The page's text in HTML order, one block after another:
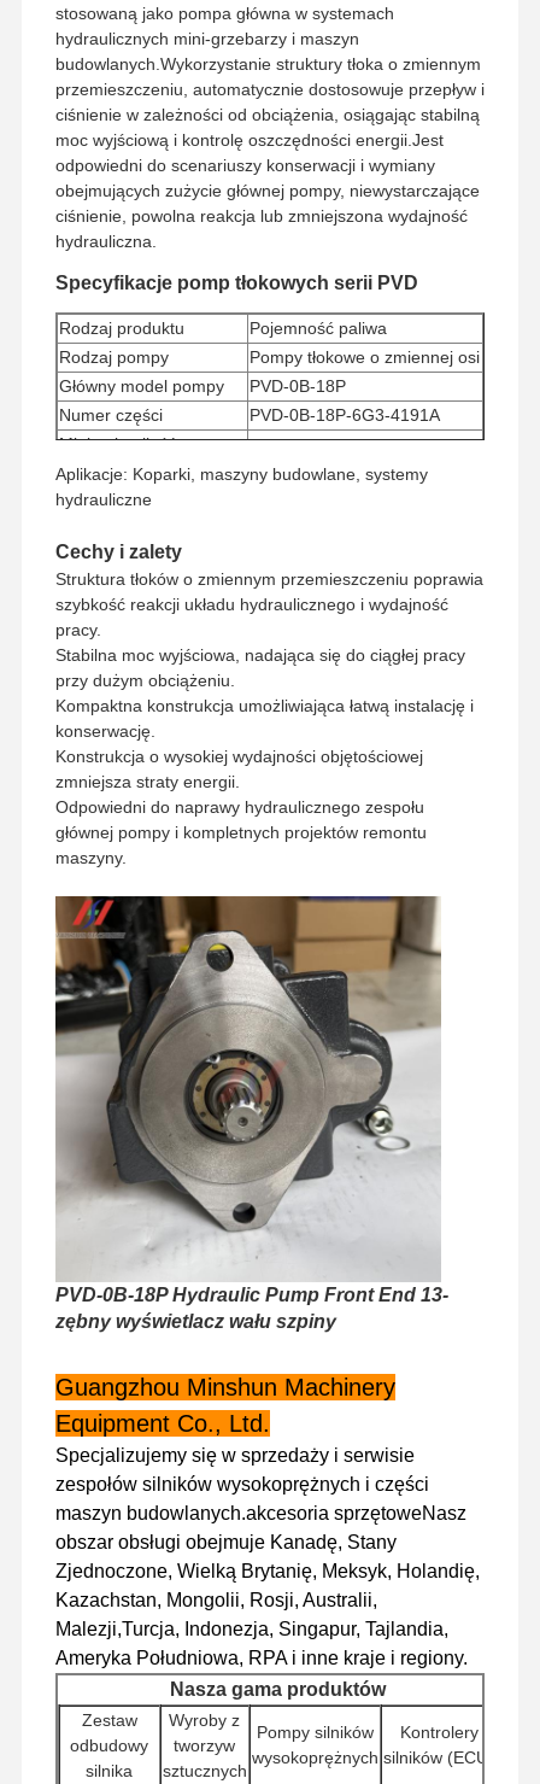
Strona
Główna
Produkty Pokaz VR
Wycieczka
Kontrola
Skontaktuj
Sprawy
Silnik Perkinsa
Silnik Yanmar
Silnik Kubota
Silnik Isuzu
Silnik CUMMINS
stosowaną jako pompa główna w systemach
hydraulicznych mini-grzebarzy i maszyn
budowlanych.Wykorzystanie struktury tłoka o zmiennym
przemieszczeniu, automatycznie dostosowuje przepływ i
ciśnienie w zależności od obciążenia, osiągając stabilną
moc wyjściową i kontrolę oszczędności energii.Jest
odpowiedni do scenariuszy konserwacji i wymiany
obejmujących zużycie głównej pompy, niewystarczające
ciśnienie, powolna reakcja lub zmniejszona wydajność
hydrauliczna.
Specyfikacje pomp tłokowych serii PVD
Rodzaj produktu
Pojemność paliwa
Rodzaj pompy
Pompy tłokowe o zmiennej osi
Główny model pompy
PVD-0B-18P
Numer części
PVD-0B-18P-6G3-4191A
Minimalna ilość
zamówienia
Sposób płatności
Aplikacje: Koparki, maszyny budowlane, systemy
hydrauliczne
Cechy i zalety
Struktura tłoków o zmiennym przemieszczeniu poprawia
szybkość reakcji układu hydraulicznego i wydajność
pracy.
Stabilna moc wyjściowa, nadająca się do ciągłej pracy
przy dużym obciążeniu.
Kompaktna konstrukcja umożliwiająca łatwą instalację i
konserwację.
Konstrukcja o wysokiej wydajności objętościowej
zmniejsza straty energii.
Odpowiedni do naprawy hydraulicznego zespołu
głównej pompy i kompletnych projektów remontu
maszyny.
PVD-0B-18P Hydraulic Pump Front End 13-
zębny wyświetlacz wału szpiny
Guangzhou Minshun Machinery
Equipment Co., Ltd.
Specjalizujemy się w sprzedaży i serwisie
zespołów silników wysokoprężnych i części
maszyn budowlanych.akcesoria sprzętoweNasz
obszar obsługi obejmuje Kanadę, Stany
Zjednoczone, Wielką Brytanię, Meksyk, Holandię,
Kazachstan, Mongolii, Rosji, Australii,
Malezji,Turcja, Indonezja, Singapur, Tajlandia,
Ameryka Południowa, RPA i inne kraje i regiony.
Nasza gama produktów
Zestaw
odbudowy
silnika
Wyroby z
tworzyw
sztucznych
Pompy silników
wysokoprężnych
Kontrolery
silników (ECU)